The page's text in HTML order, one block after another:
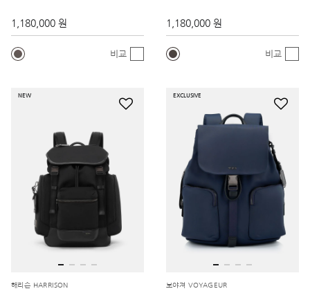
1,180,000 원
비교
1,180,000 원
비교
NEW
해리슨 HARRISON
EXCLUSIVE
보야져 VOYAGEUR